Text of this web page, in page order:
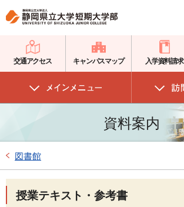
ロ
ル
ビ
シ
ョ
ン
文
ー
ナ
ゲ
ョ
ン
へ
ッ
へ
交通アクセス キャンパスマップ 入学資料請求
資料案内
図書館
授業テキスト・参考書